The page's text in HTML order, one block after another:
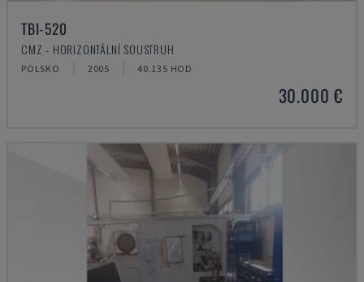
TBI-520
CMZ - HORIZONTÁLNÍ SOUSTRUH
POLSKO 2005 40.135 HOD
30.000 €